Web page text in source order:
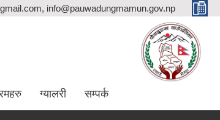
info@pauwadungmamun.gov.np
ग्यालरी सम्पर्क